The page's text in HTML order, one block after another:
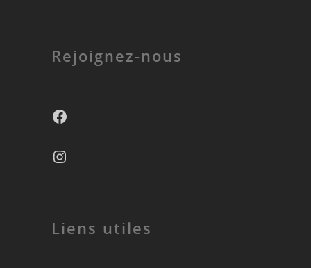
Rejoignez-nous
Liens utiles